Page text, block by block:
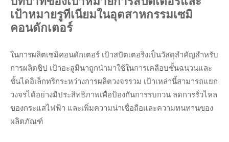
เป้าหมายรูทีเนียมในอุตสาหกรรมเซมิ
คอนดักเตอร์
ในการผลิตเซมิคอนดักเตอร์ เป้าสปัตเตอริงเป็นวัสดุสำคัญสำหรับ
การผลิตชิป เป้าอะลูมินาถูกนำมาใช้ในการเคลือบชั้นฉนวนและ
ชั้นไดอิเล็กทริกระหว่างการผลิตวงจรรวม เป้าเหล่านี้สามารถแยก
วงจรได้อย่างมีประสิทธิภาพเพื่อป้องกันการรบกวน ลดการรั่วไหล
ของกระแสไฟฟ้า และเพิ่มความน่าเชื่อถือและความทนทานของ
ผลิตภัณฑ์